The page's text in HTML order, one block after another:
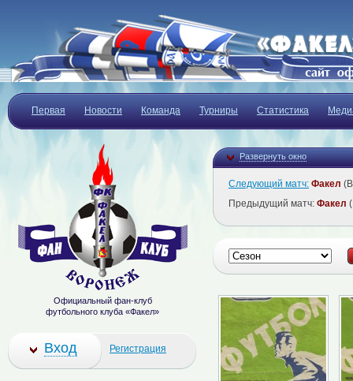
Первая Новости Команда Турниры Статистика
Развернуть окно
Следующий матч: Факел
Предыдущий матч: Факел
Официальный фан-клуб
футбольного клуба «Факел»
Вход Регистрация